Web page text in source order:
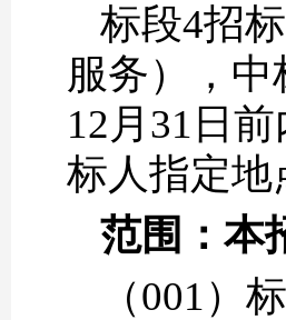
标段4招
服务），
12月31日
标人指定地
范围：本
（001）